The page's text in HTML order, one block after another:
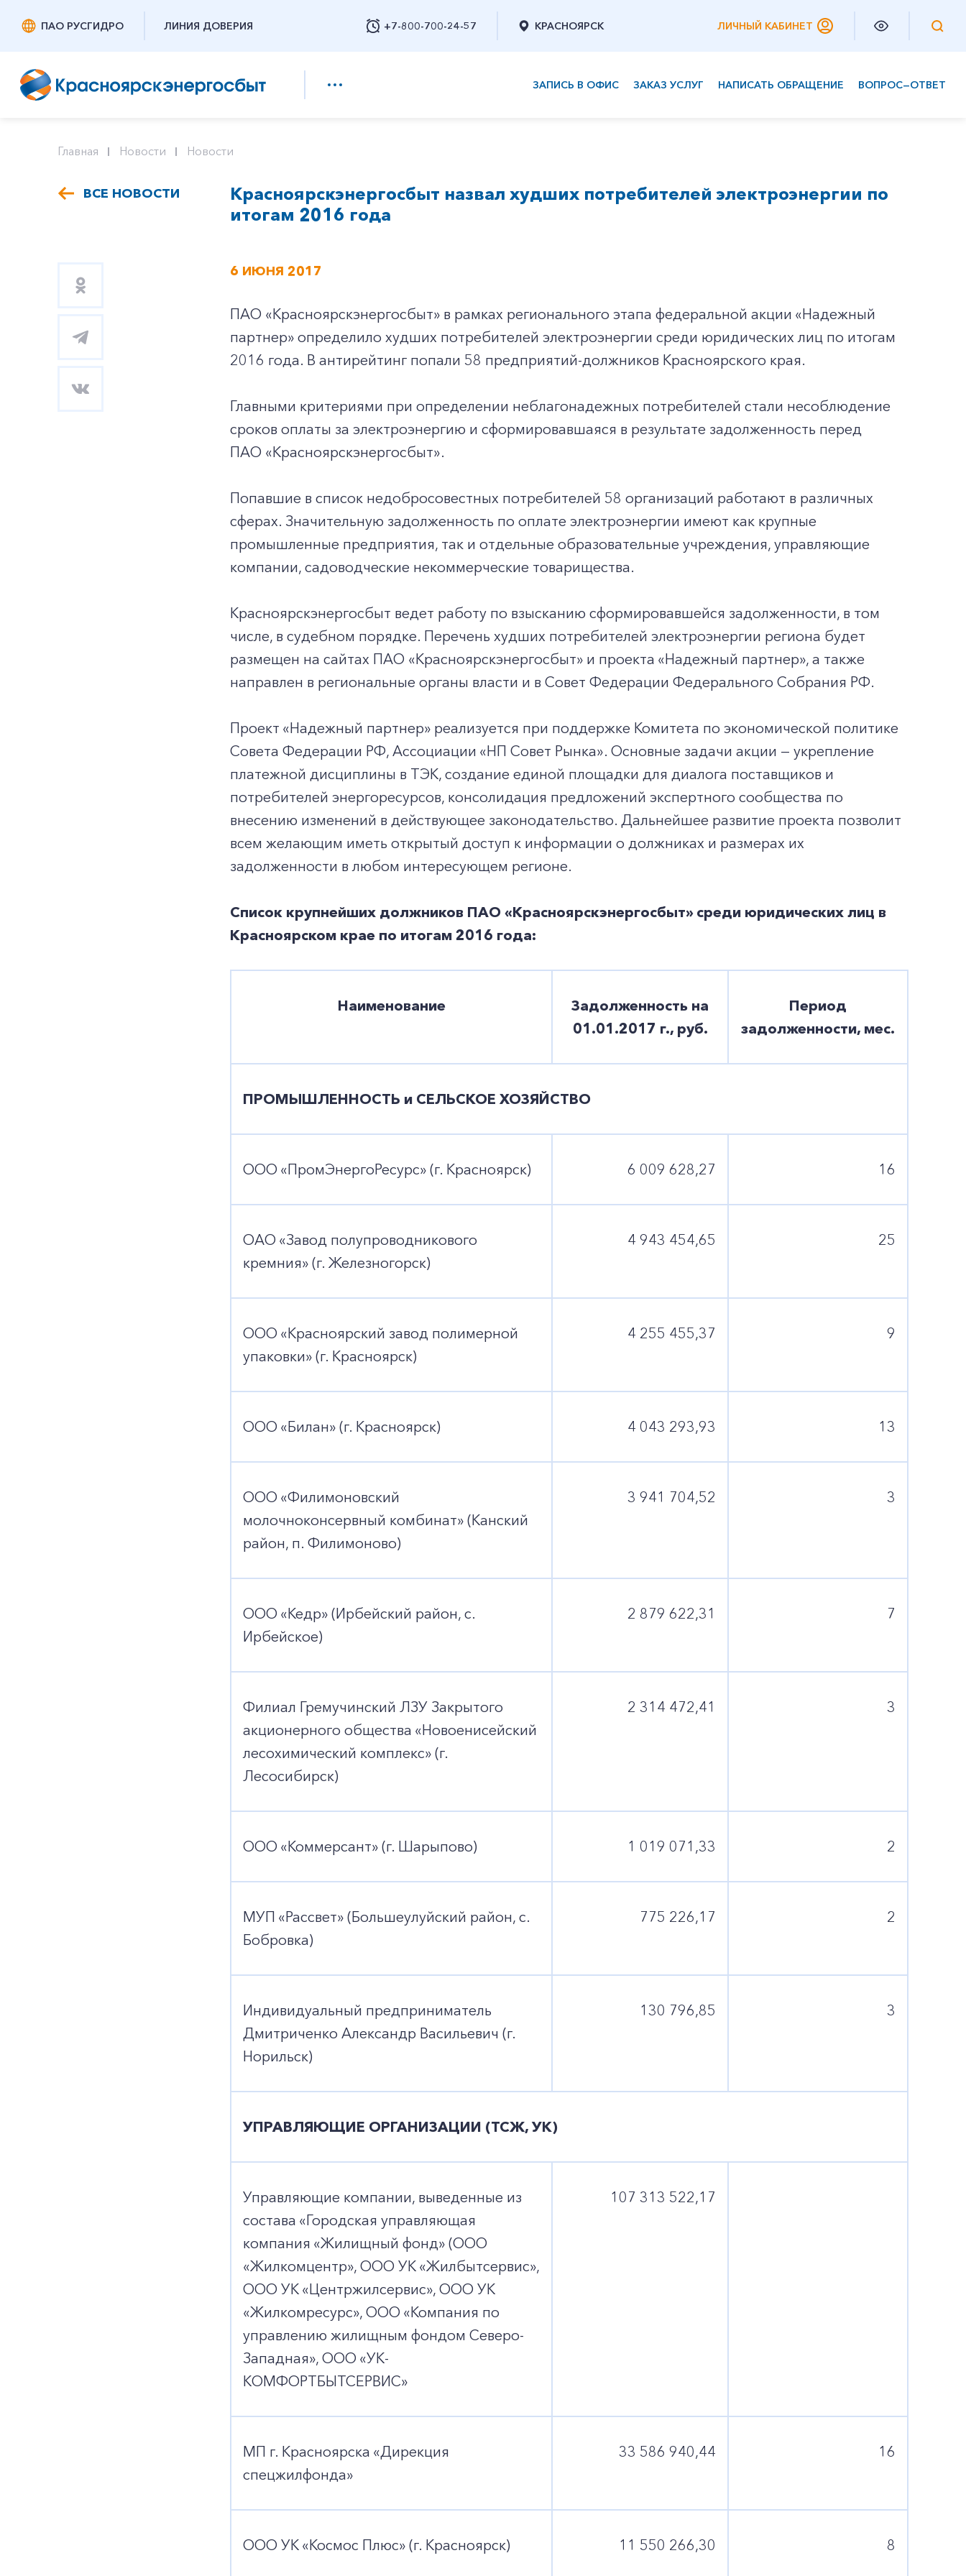
ПАО РУСГИДРО ЛИНИЯ ДОВЕРИЯ +7-800-700-24-57
Заказать обратный звонок
КРАСНОЯРСК ЛИЧНЫЙ КАБИНЕТ
ЗАПИСЬ В ОФИС ЗАКАЗ УСЛУГ НАПИСАТЬ ОБРАЩЕНИЕ ВОПРОС—ОТВЕТ
+7-800-700-24-57
Заказать обратный звонок
Частным клиентам
Главная Новости Новости
ВСЕ НОВОСТИ
Красноярскэнергосбыт назвал худших потребителей электроэнергии по
итогам 2016 года
6 ИЮНЯ 2017
ПАО «Красноярскэнергосбыт» в рамках регионального этапа федеральной акции «Надежный
партнер» определило худших потребителей электроэнергии среди юридических лиц по итогам
2016 года. В антирейтинг попали 58 предприятий-должников Красноярского края.
Главными критериями при определении неблагонадежных потребителей стали несоблюдение
сроков оплаты за электроэнергию и сформировавшаяся в результате задолженность перед
ПАО «Красноярскэнергосбыт».
Попавшие в список недобросовестных потребителей 58 организаций работают в различных
сферах. Значительную задолженность по оплате электроэнергии имеют как крупные
промышленные предприятия, так и отдельные образовательные учреждения, управляющие
компании, садоводческие некоммерческие товарищества.
Красноярскэнергосбыт ведет работу по взысканию сформировавшейся задолженности, в том
числе, в судебном порядке. Перечень худших потребителей электроэнергии региона будет
размещен на сайтах ПАО «Красноярскэнергосбыт» и проекта «Надежный партнер», а также
направлен в региональные органы власти и в Совет Федерации Федерального Собрания РФ.
Проект «Надежный партнер» реализуется при поддержке Комитета по экономической политике
Совета Федерации РФ, Ассоциации «НП Совет Рынка». Основные задачи акции — укрепление
платежной дисциплины в ТЭК, создание единой площадки для диалога поставщиков и
потребителей энергоресурсов, консолидация предложений экспертного сообщества по
внесению изменений в действующее законодательство. Дальнейшее развитие проекта позволит
всем желающим иметь открытый доступ к информации о должниках и размерах их
задолженности в любом интересующем регионе.
Список крупнейших должников ПАО «Красноярскэнергосбыт» среди юридических лиц в
Красноярском крае по итогам 2016 года:
Наименование
Задолженность на
01.01.2017 г., руб.
Период
задолженности, мес.
ПРОМЫШЛЕННОСТЬ и СЕЛЬСКОЕ ХОЗЯЙСТВО
ООО «ПромЭнергоРесурс» (г. Красноярск) 6 009 628,27 16
ОАО «Завод полупроводникового
кремния» (г. Железногорск)
4 943 454,65 25
ООО «Красноярский завод полимерной
упаковки» (г. Красноярск)
4 255 455,37 9
ООО «Билан» (г. Красноярск) 4 043 293,93 13
ООО «Филимоновский
молочноконсервный комбинат» (Канский
район, п. Филимоново)
3 941 704,52 3
ООО «Кедр» (Ирбейский район, с.
Ирбейское)
2 879 622,31 7
Филиал Гремучинский ЛЗУ Закрытого
акционерного общества «Новоенисейский
лесохимический комплекс» (г.
Лесосибирск)
2 314 472,41 3
ООО «Коммерсант» (г. Шарыпово) 1 019 071,33 2
МУП «Рассвет» (Большеулуйский район, с.
Бобровка)
775 226,17 2
Индивидуальный предприниматель
Дмитриченко Александр Васильевич (г.
Норильск)
130 796,85 3
УПРАВЛЯЮЩИЕ ОРГАНИЗАЦИИ (ТСЖ, УК)
Управляющие компании, выведенные из
состава «Городская управляющая
компания «Жилищный фонд» (ООО
«Жилкомцентр», ООО УК «Жилбытсервис»,
ООО УК «Центржилсервис», ООО УК
«Жилкомресурс», ООО «Компания по
управлению жилищным фондом Северо-
Западная», ООО «УК-
КОМФОРТБЫТСЕРВИС»
107 313 522,17
МП г. Красноярска «Дирекция
спецжилфонда»
33 586 940,44 16
ООО УК «Космос Плюс» (г. Красноярск) 11 550 266,30 8